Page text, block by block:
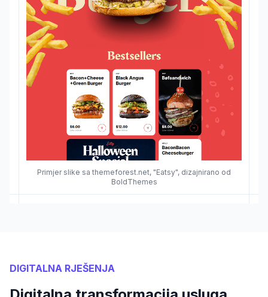
Primjer slike sa themeforest.net, "Eatsy", dizajnirano od
BoldThemes
DIGITALNA RJEŠENJA